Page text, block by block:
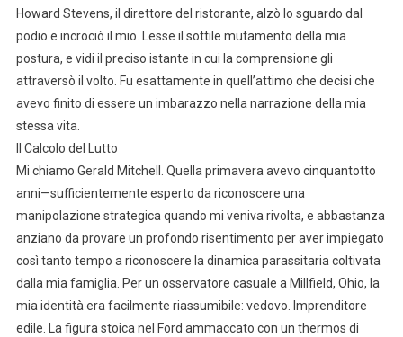
Howard Stevens, il direttore del ristorante, alzò lo sguardo dal
podio e incrociò il mio. Lesse il sottile mutamento della mia
postura, e vidi il preciso istante in cui la comprensione gli
attraversò il volto. Fu esattamente in quell’attimo che decisi che
avevo finito di essere un imbarazzo nella narrazione della mia
stessa vita.
Il Calcolo del Lutto
Mi chiamo Gerald Mitchell. Quella primavera avevo cinquantotto
anni—sufficientemente esperto da riconoscere una
manipolazione strategica quando mi veniva rivolta, e abbastanza
anziano da provare un profondo risentimento per aver impiegato
così tanto tempo a riconoscere la dinamica parassitaria coltivata
dalla mia famiglia. Per un osservatore casuale a Millfield, Ohio, la
mia identità era facilmente riassumibile: vedovo. Imprenditore
edile. La figura stoica nel Ford ammaccato con un thermos di